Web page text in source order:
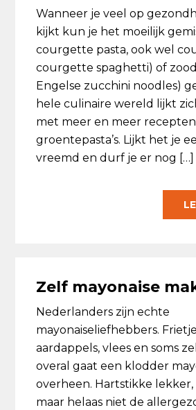
Wanneer je veel op
kijkt kun je het moeilijk
courgette pasta, ook wel
courgette spaghetti) of
Engelse zucchini noodles)
hele culinaire wereld lijkt
met meer en meer
groentepasta’s. Lijkt het je
vreemd en durf je er nog […]
Zelf mayonaise
Nederlanders zijn echte
mayonaiseliefhebbers.
aardappels, vlees en soms
overal gaat een klodder
overheen. Hartstikke
maar helaas niet de